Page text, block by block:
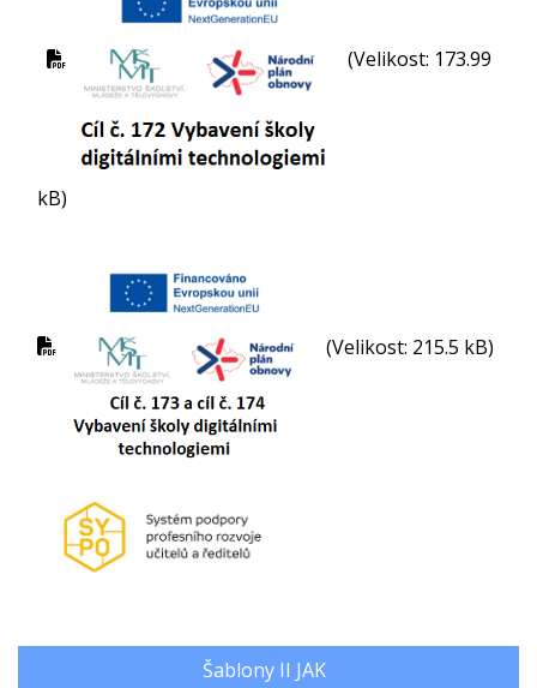
(Velikost: 173.99
kB)
(Velikost: 215.5 kB)
Šablony II JAK